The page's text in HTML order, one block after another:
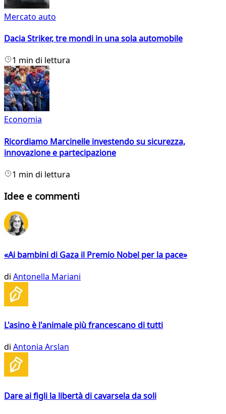
Mercato auto
Dacia Striker, tre mondi in una sola automobile
1 min di lettura
Economia
Ricordiamo Marcinelle investendo su sicurezza,
innovazione e partecipazione
1 min di lettura
Idee e commenti
«Ai bambini di Gaza il Premio Nobel per la pace»
di Antonella Mariani
L'asino è l'animale più francescano di tutti
di Antonia Arslan
Dare ai figli la libertà di cavarsela da soli